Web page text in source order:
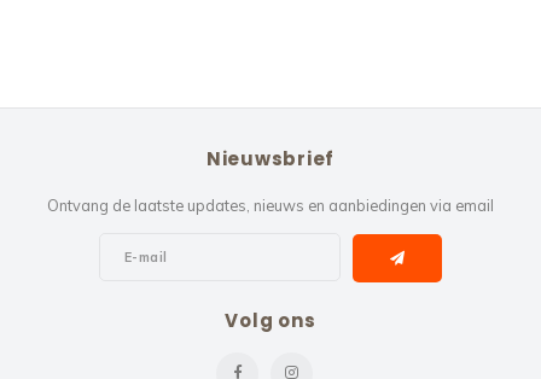
Nieuwsbrief
Ontvang de laatste updates, nieuws en aanbiedingen via email
Volg ons